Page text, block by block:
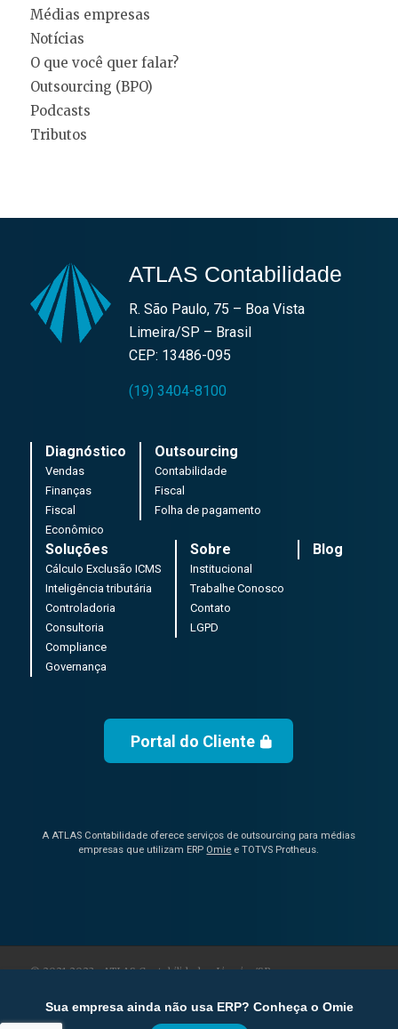
Sua empresa ainda não usa ERP? Conheça o Omie
Médias empresas
Notícias
O que você quer falar?
Outsourcing (BPO)
Podcasts
Tributos
ATLAS Contabilidade
R. São Paulo, 75 – Boa Vista
Limeira/SP – Brasil
CEP: 13486-095
(19) 3404-8100
Diagnóstico
Vendas
Finanças
Fiscal
Econômico
Outsourcing
Contabilidade
Fiscal
Folha de pagamento
Soluções
Cálculo Exclusão ICMS
Inteligência tributária
Controladoria
Consultoria
Compliance
Governança
Sobre
Institucional
Trabalhe Conosco
Contato
LGPD
Blog
Portal do Cliente
A ATLAS Contabilidade oferece serviços de outsourcing para médias
empresas que utilizam ERP Omie e TOTVS Protheus.
© 2021-2023 • ATLAS Contabilidade • Limeira/SP
Trabalhe Conosco Política de Privacidade Contato